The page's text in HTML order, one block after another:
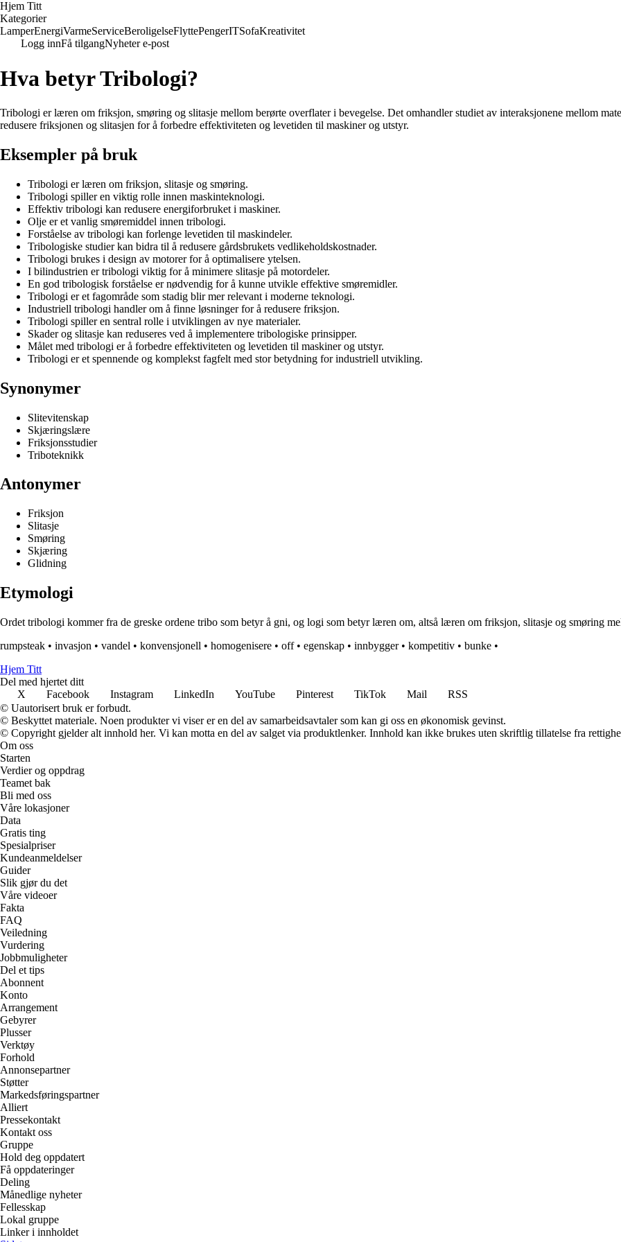
Hjem Titt
Kategorier
LamperEnergiVarmeServiceBeroligelseFlyttePengerITSofaKreativitet
Logg innFå tilgangNyheter e-post
Hva betyr Tribologi?
Tribologi er læren om friksjon, smøring og slitasje mellom berørte overflater i bevegelse. Det omhandler studiet av interaksjonene mellom
redusere friksjonen og slitasjen for å forbedre effektiviteten og levetiden til maskiner og utstyr.
Eksempler på bruk
Tribologi er læren om friksjon, slitasje og smøring.
Tribologi spiller en viktig rolle innen maskinteknologi.
Effektiv tribologi kan redusere energiforbruket i maskiner.
Olje er et vanlig smøremiddel innen tribologi.
Forståelse av tribologi kan forlenge levetiden til maskindeler.
Tribologiske studier kan bidra til å redusere gårdsbrukets vedlikeholdskostnader.
Tribologi brukes i design av motorer for å optimalisere ytelsen.
I bilindustrien er tribologi viktig for å minimere slitasje på motordeler.
En god tribologisk forståelse er nødvendig for å kunne utvikle effektive smøremidler.
Tribologi er et fagområde som stadig blir mer relevant i moderne teknologi.
Industriell tribologi handler om å finne løsninger for å redusere friksjon.
Tribologi spiller en sentral rolle i utviklingen av nye materialer.
Skader og slitasje kan reduseres ved å implementere tribologiske prinsipper.
Målet med tribologi er å forbedre effektiviteten og levetiden til maskiner og utstyr.
Tribologi er et spennende og komplekst fagfelt med stor betydning for industriell utvikling.
Synonymer
Slitevitenskap
Skjæringslære
Friksjonsstudier
Triboteknikk
Antonymer
Friksjon
Slitasje
Smøring
Skjæring
Glidning
Etymologi
Ordet tribologi kommer fra de greske ordene tribo som betyr å gni, og logi som betyr læren om, altså læren om friksjon, slitasje og smøring
rumpsteak • invasjon • vandel • konvensjonell • homogenisere • off• egenskap • innbygger• kompetitiv • bunke •
Hjem Titt
Del med hjertet ditt
X
Facebook Instagram LinkedIn YouTube Pinterest TikTok Mail
RSS
© Uautorisert bruk er forbudt.
© Beskyttet materiale. Noen produkter vi viser er en del av samarbeidsavtaler som kan gi oss en økonomisk gevinst.
© Copyright gjelder alt innhold her. Vi kan motta en del av salget via produktlenker. Innhold kan ikke brukes uten skriftlig tillatelse fra
Om oss
Starten
Verdier og oppdrag
Teamet bak
Bli med oss
Våre lokasjoner
Data
Gratis ting
Spesialpriser
Kundeanmeldelser
Guider
Slik gjør du det
Våre videoer
Fakta
FAQ
Veiledning
Vurdering
Jobbmuligheter
Del et tips
Abonnent
Konto
Arrangement
Gebyrer
Plusser
Verktøy
Forhold
Annonsepartner
Støtter
Markedsføringspartner
Alliert
Pressekontakt
Kontakt oss
Gruppe
Hold deg oppdatert
Få oppdateringer
Deling
Månedlige nyheter
Fellesskap
Lokal gruppe
Linker i innholdet